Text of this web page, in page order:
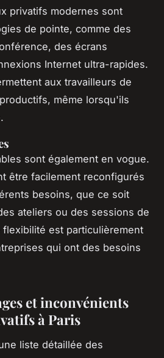
privatifs modernes sont
de pointe, comme des
des écrans
Internet ultra-rapides.
aux travailleurs de
même lorsqu'ils
sont également en vogue.
être facilement reconfigurés
besoins, que ce soit
ateliers ou des sessions de
est particulièrement
qui ont des besoins
et inconvénients
à Paris
liste détaillée des